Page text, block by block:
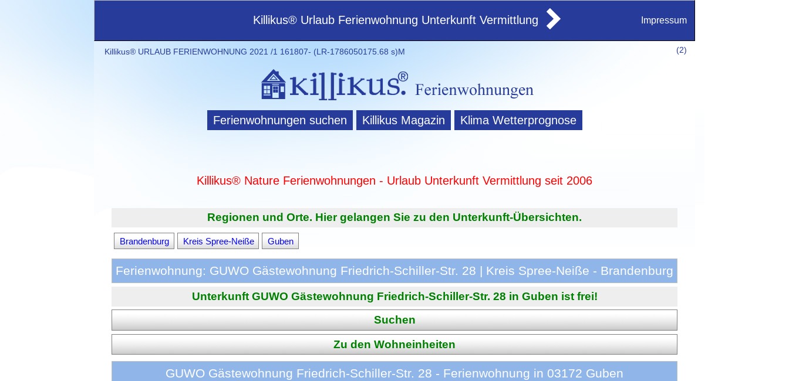
Killikus® Urlaub Ferienwohnung Unterkunft Vermittlung Impressum
(2)
Killikus® URLAUB FERIENWOHNUNG 2021 /1 161807- (LR-1786050175.68 s)M
Ferienwohnungen suchen Killikus Magazin Klima Wetterprognose
Killikus® Nature Ferienwohnungen - Urlaub Unterkunft Vermittlung seit 2006
Regionen und Orte. Hier gelangen Sie zu den Unterkunft-Übersichten.
Brandenburg Kreis Spree-Neiße Guben
Ferienwohnung: GUWO Gästewohnung Friedrich-Schiller-Str. 28 | Kreis Spree-Neiße - Brandenburg
Unterkunft GUWO Gästewohnung Friedrich-Schiller-Str. 28 in Guben ist frei!
Suchen
Zu den Wohneinheiten
GUWO Gästewohnung Friedrich-Schiller-Str. 28 - Ferienwohnung in 03172 Guben